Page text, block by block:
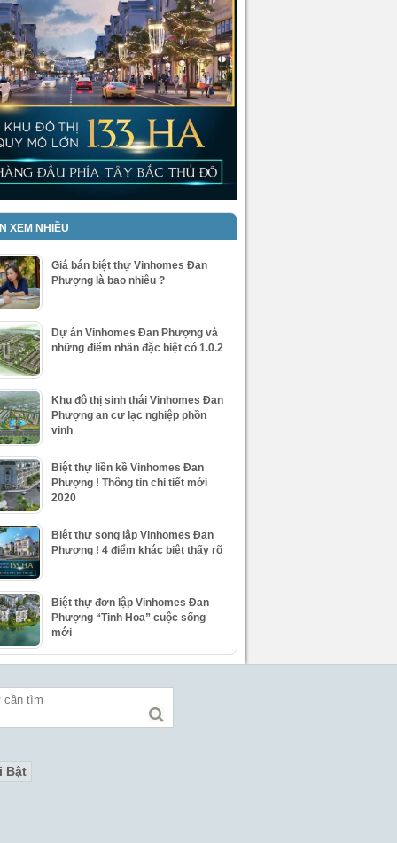
XEM NHIỀU
Giá bán biệt thự Vinhomes Đan
Phượng là bao nhiêu ?
Dự án Vinhomes Đan Phượng và
những điểm nhấn đặc biệt có 1.0.2
Khu đô thị sinh thái Vinhomes Đan
Phượng an cư lạc nghiệp phồn
vinh
Biệt thự liền kề Vinhomes Đan
Phượng ! Thông tin chi tiết mới
2020
Biệt thự song lập Vinhomes Đan
Phượng ! 4 điểm khác biệt thấy rõ
Biệt thự đơn lập Vinhomes Đan
Phượng “Tinh Hoa” cuộc sống
mới
Bật